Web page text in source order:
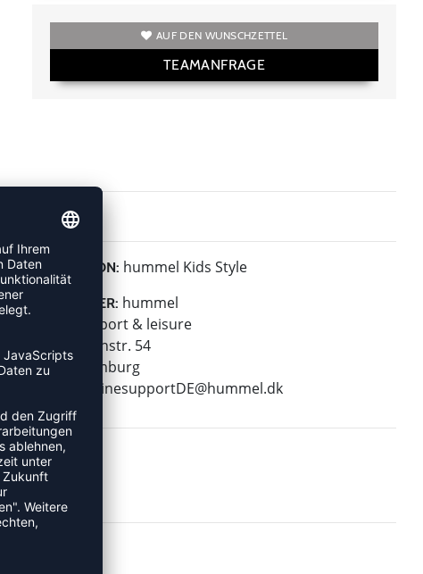
AUF DEN WUNSCHZETTEL
TEAMANFRAGE
KOLLEKTION: hummel Kids Style
HERSTELLER: hummel
hummel sport & leisure
Leverkusenstr. 54
22761 Hamburg
onlinesupportDE@hummel.dk